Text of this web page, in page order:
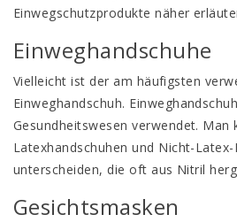
Einwegschutzprodukte näher
Einweghandschuhe
Vielleicht ist der am häufigsten
Einweghandschuh.
Gesundheitswesen verwendet. Man
Latexhandschuhen und Nicht-Latex-
unterscheiden, die oft aus Nitril
Gesichtsmasken